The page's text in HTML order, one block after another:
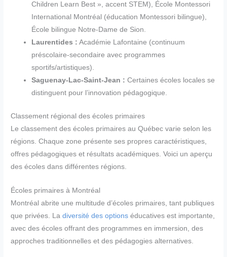
Children Learn Best », accent STEM), École Montessori
International Montréal (éducation Montessori bilingue),
École bilingue Notre-Dame de Sion.
Laurentides : Académie Lafontaine (continuum
préscolaire-secondaire avec programmes
sportifs/artistiques).
Saguenay-Lac-Saint-Jean : Certaines écoles locales se
distinguent pour l’innovation pédagogique.
Classement régional des écoles primaires
Le classement des écoles primaires au Québec varie selon les
régions. Chaque zone présente ses propres caractéristiques,
offres pédagogiques et résultats académiques. Voici un aperçu
des écoles dans différentes régions.
Écoles primaires à Montréal
Montréal abrite une multitude d’écoles primaires, tant publiques
que privées. Ladiversité des options éducatives est importante,
avec des écoles offrant des programmes en immersion, des
approches traditionnelles et des pédagogies alternatives.